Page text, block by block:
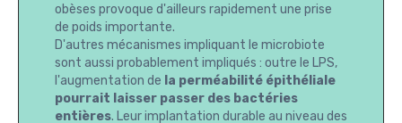
obèses provoque d'ailleurs rapidement une prise
de poids importante.
D'autres mécanismes impliquant le microbiote
sont aussi probablement impliqués : outre le LPS,
l'augmentation de la perméabilité épithéliale
pourrait laisser passer des bactéries
entières. Leur implantation durable au niveau des